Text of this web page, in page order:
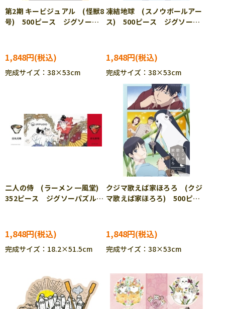
第2期 キービジュアル (怪獣8
号) 500ピース ジグソーパ
1,848円
完成サイズ：38×53cm
凍結地球 (スノウボールアー
ス) 500ピース ジグソーパ
1,848円
完成サイズ：38×53cm
二人の侍 (ラーメン 一風堂)
352ピース ジグソーパズル
1,848円
完成サイズ：18.2×51.5cm
クジマ歌えば家ほろろ (クジ
マ歌えば家ほろろ) 500ピー
1,848円
完成サイズ：38×53cm